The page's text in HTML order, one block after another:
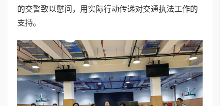
的交警致以慰问，用实际行动传递对交通执法工作的
支持。